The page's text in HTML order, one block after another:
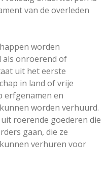
van de overleden
worden
als onroerend of
uit het eerste
in land of vrije
erfgenamen en
worden verhuurd.
roerende goederen die
gaan, die ze
verhuren voor